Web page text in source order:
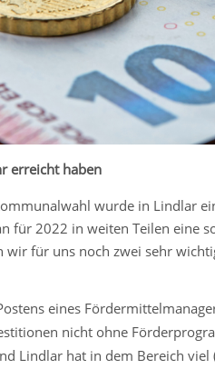
erreicht haben
wurde in Lindlar
für 2022 in weiten Teilen eine
wir für uns noch zwei sehr
eines
nicht ohne
Lindlar hat in dem Bereich viel